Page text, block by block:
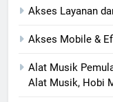
Akses Layanan
Akses Mobile &
Alat Musik
Alat Musik, Hobi